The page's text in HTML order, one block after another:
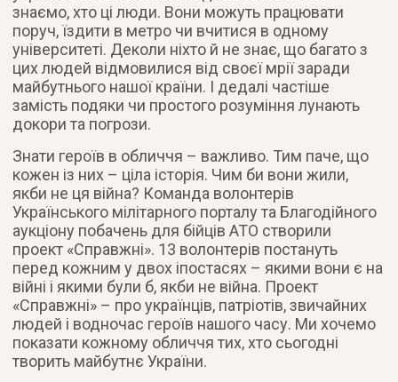
знаємо, хто ці люди. Вони можуть працювати
поруч, їздити в метро чи вчитися в одному
університеті. Деколи ніхто й не знає, що багато з
цих людей відмовилися від своєї мрії заради
майбутнього нашої країни. І дедалі частіше
замість подяки чи простого розуміння лунають
докори та погрози.
Знати героїв в обличчя – важливо. Тим паче, що
кожен із них – ціла історія. Чим би вони жили,
якби не ця війна? Команда волонтерів
Українського мілітарного порталу та Благодійного
аукціону побачень для бійців АТО створили
проект «Справжні». 13 волонтерів постануть
перед кожним у двох іпостасях – якими вони є на
війні і якими були б, якби не війна. Проект
«Справжні» – про українців, патріотів, звичайних
людей і водночас героїв нашого часу. Ми хочемо
показати кожному обличчя тих, хто сьогодні
творить майбутнє України.